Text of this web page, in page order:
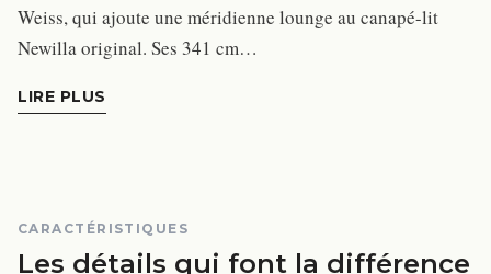
Weiss, qui ajoute une méridienne lounge au canapé-lit
Newilla original. Ses 341 cm…
LIRE PLUS
CARACTÉRISTIQUES
Les détails qui font la différence